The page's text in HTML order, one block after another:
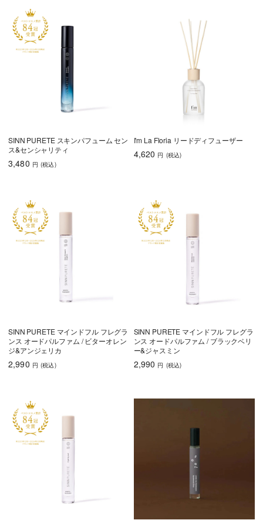
SINN PURETE スキンパフューム セン
ス&センシャリティ
3,480 円 (税込)
I'm La Floria リードディフューザー
4,620 円 (税込)
SINN PURETE マインドフル フレグラ
ンス オードパルファム / ビターオレン
ジ&アンジェリカ
2,990 円 (税込)
SINN PURETE マインドフル フレグラ
ンス オードパルファム / ブラックベリ
ー&ジャスミン
2,990 円 (税込)